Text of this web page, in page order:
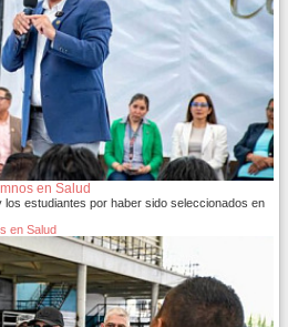
en Salud
los estudiantes por haber sido seleccionados en
en Salud